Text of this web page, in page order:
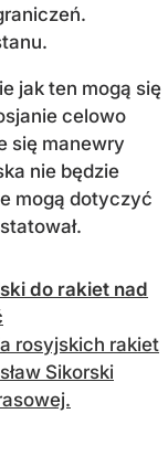
jak ten mogą się
celowo
się manewry
nie będzie
mogą dotyczyć
do rakiet nad
rosyjskich rakiet
Sikorski